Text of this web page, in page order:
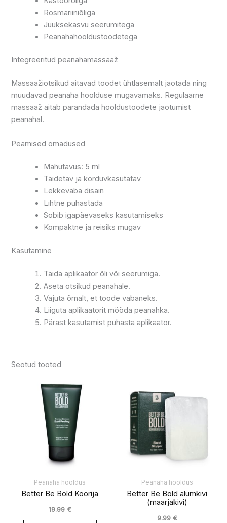
Rosmariiniõliga
Juuksekasvu seerumitega
Peanahahooldustoodetega
Integreeritud peanahamassaaž
Massaažiotsikud aitavad toodet ühtlasemalt jaotada ning
muudavad peanaha hoolduse mugavamaks. Regulaarne
massaaž aitab parandada hooldustoodete jaotumist
peanahal.
Peamised omadused
Mahutavus: 5 ml
Täidetav ja korduvkasutatav
Lekkevaba disain
Lihtne puhastada
Sobib igapäevaseks kasutamiseks
Kompaktne ja reisiks mugav
Kasutamine
Täida aplikaator õli või seerumiga.
Aseta otsikud peanahale.
Vajuta õrnalt, et toode vabaneks.
Liiguta aplikaatorit mööda peanahka.
Pärast kasutamist puhasta aplikaator.
Seotud tooted
Peanaha hooldus
Better Be Bold Koorija
19.99 €
Peanaha hooldus
Better Be Bold alumkivi
(maarjakivi)
9.99 €